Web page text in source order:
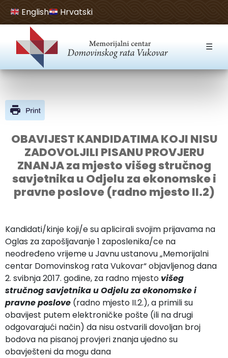
Open toolbar
English Hrvatski
☰
OBAVIJEST KANDIDATIMA KOJI NISU
ZADOVOLJILI PISANU PROVJERU
ZNANJA za mjesto višeg stručnog
savjetnika u Odjelu za ekonomske i
pravne poslove (radno mjesto II.2)
Kandidati/kinje koji/e su aplicirali svojim prijavama na
Oglas za zapošljavanje 1 zaposlenika/ce na
neodređeno vrijeme u Javnu ustanovu „Memorijalni
centar Domovinskog rata Vukovar“ objavljenog dana
2. svibnja 2017. godine, za radno mjesto višeg
stručnog savjetnika u Odjelu za ekonomske i
pravne poslove (radno mjesto II.2.), a primili su
obavijest putem elektroničke pošte (ili na drugi
odgovarajući način) da nisu ostvarili dovoljan broj
bodova na pisanoj provjeri znanja ujedno su
obavješteni da mogu dana